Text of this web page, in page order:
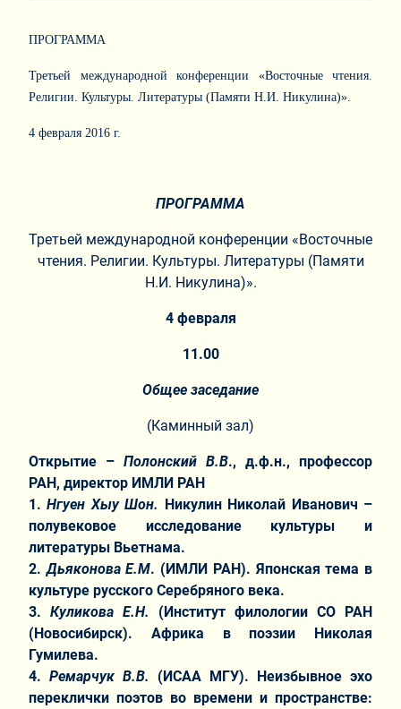
ПРОГРАММА
Третьей международной конференции «Восточные чтения.
Религии. Культуры. Литературы (Памяти Н.И. Никулина)».
4 февраля 2016 г.
ПРОГРАММА
Третьей международной конференции «Восточные
чтения. Религии. Культуры. Литературы (Памяти
Н.И. Никулина)».
4 февраля
11.00
Общее заседание
(Каминный зал)
Открытие – Полонский В.В., д.ф.н., профессор
РАН, директор ИМЛИ РАН
1.Нгуен Хыу Шон. Никулин Николай Иванович –
полувековое исследование культуры и
литературы Вьетнама.
2.Дьяконова Е.М. (ИМЛИ РАН). Японская тема в
культуре русского Серебряного века.
3. Куликова Е.Н.
(Институт филологии СО РАН
(Новосибирск). Африка в поэзии Николая
Гумилева.
4. Ремарчук В.В.
(ИСАА МГУ). Неизбывное эхо
переклички поэтов во времени и пространстве: